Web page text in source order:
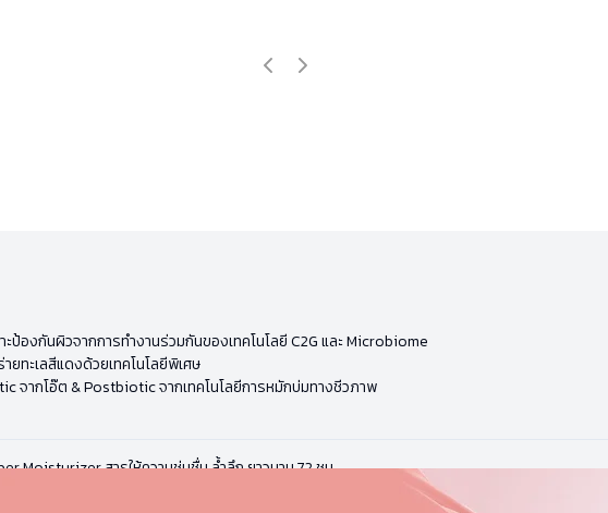
องกันผิวจากการทำงานร่วมกันของเทคโนโลยี C2G และ Microbiome
ทะเลสีแดงด้วยเทคโนโลยีพิเศษ
จากโอ๊ต & Postbiotic จากเทคโนโลยีการหมักบ่มทางชีวภาพ
Moisturizer สารให้ความชุ่มชื่น ล้ำลึก ยาวนาน 72 ชม.